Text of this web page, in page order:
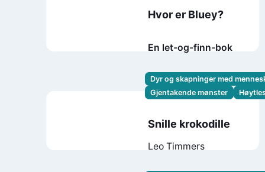
Hvor er Bluey?
En let-og-finn-bok
Dyr og skapninger med
Gjentakende mønster
Snille krokodille
Leo Timmers